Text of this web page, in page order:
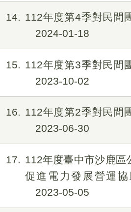
14
112年度第4季對民間
2024-01-18
15
112年度第3季對民間
2023-10-02
16
112年度第2季對民間
2023-06-30
17
112年度臺中市沙鹿區
促進電力發展營運
2023-05-05